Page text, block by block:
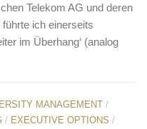
Telekom AG und deren
ich einerseits
im Überhang‘ (analog
MANAGEMENT /
/ EXECUTIVE OPTIONS /